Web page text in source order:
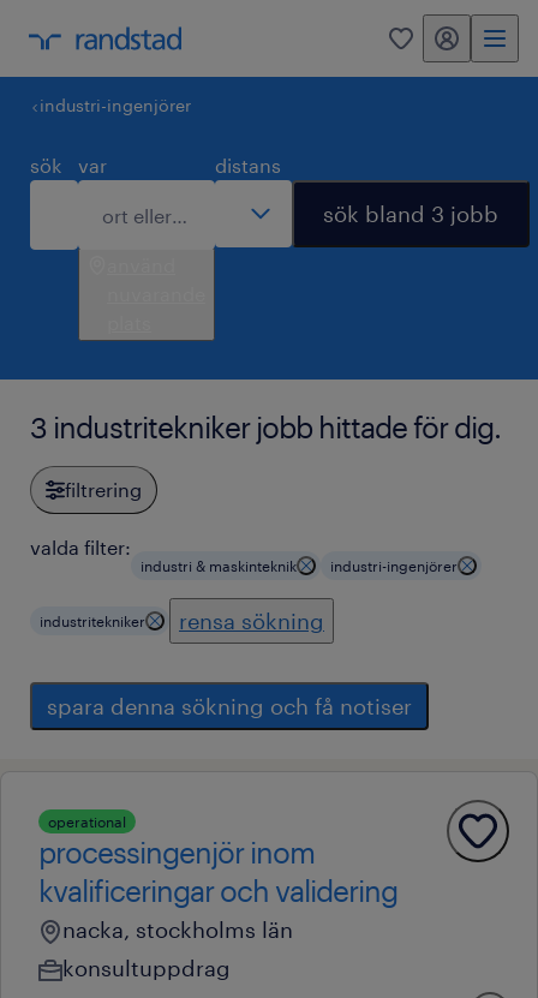
0 mitt randstad
industri-ingenjörer
sök var distans
sök bland 3 jobb
3 industritekniker jobb hittade för dig.
filtrering
valda filter:
industri & maskinteknik industri-ingenjörer
industritekniker rensa sökning
spara denna sökning och få notiser
operational
processingenjör inom
kvalificeringar och validering
nacka, stockholms län
konsultuppdrag